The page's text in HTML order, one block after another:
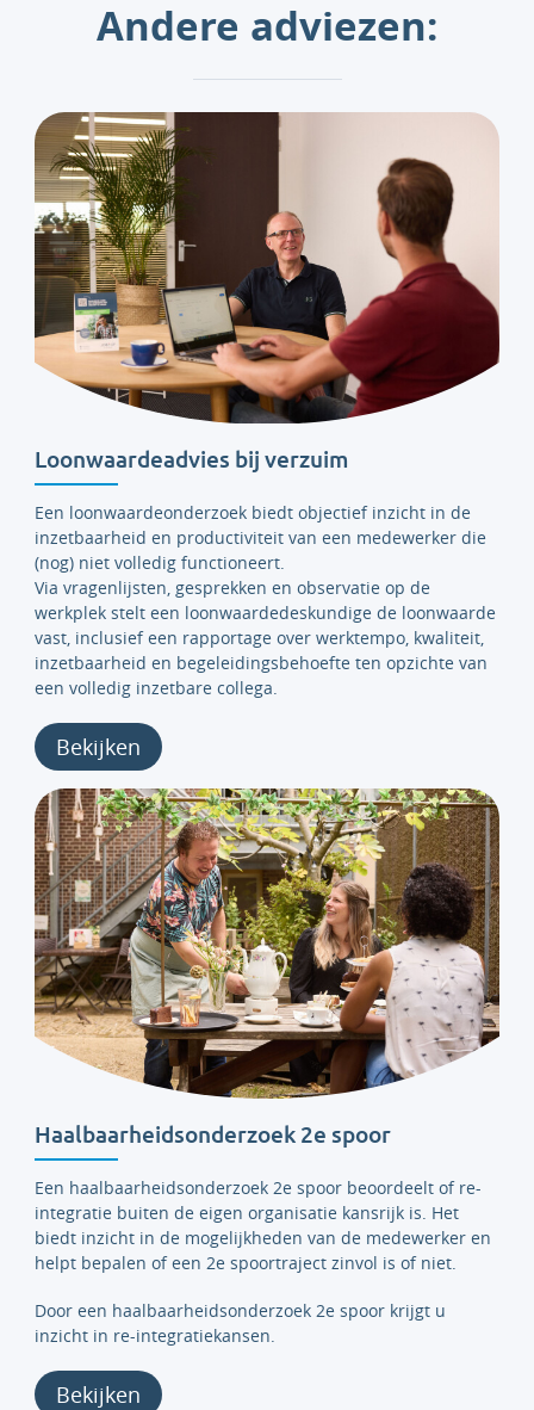
Andere adviezen:
Loonwaardeadvies bij verzuim
Een loonwaardeonderzoek biedt objectief inzicht in de
inzetbaarheid en productiviteit van een medewerker die
(nog) niet volledig functioneert.
Via vragenlijsten, gesprekken en observatie op de
werkplek stelt een loonwaardedeskundige de loonwaarde
vast, inclusief een rapportage over werktempo, kwaliteit,
inzetbaarheid en begeleidingsbehoefte ten opzichte van
een volledig inzetbare collega.
Bekijken
Haalbaarheidsonderzoek 2e spoor
Een haalbaarheidsonderzoek 2e spoor beoordeelt of re-
integratie buiten de eigen organisatie kansrijk is. Het
biedt inzicht in de mogelijkheden van de medewerker en
helpt bepalen of een 2e spoortraject zinvol is of niet.
Door een haalbaarheidsonderzoek 2e spoor krijgt u
inzicht in re-integratiekansen.
Bekijken